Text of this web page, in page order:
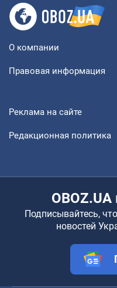
О компании
Правовая информация
Реклама на сайте
Редакционная политика
Подписывайтесь,
новостей